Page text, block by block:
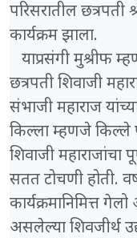
परिसरातील छत्रपती
कार्यक्रम झाला.
याप्रसंगी मुश्रीफ
छत्रपती शिवाजी
संभाजी महाराज
किल्ला म्हणजे किल्ले
शिवाजी महाराजांचा
सतत टोचणी होती.
कार्यक्रमानिमित्त
असलेल्या शिवजीर्थ